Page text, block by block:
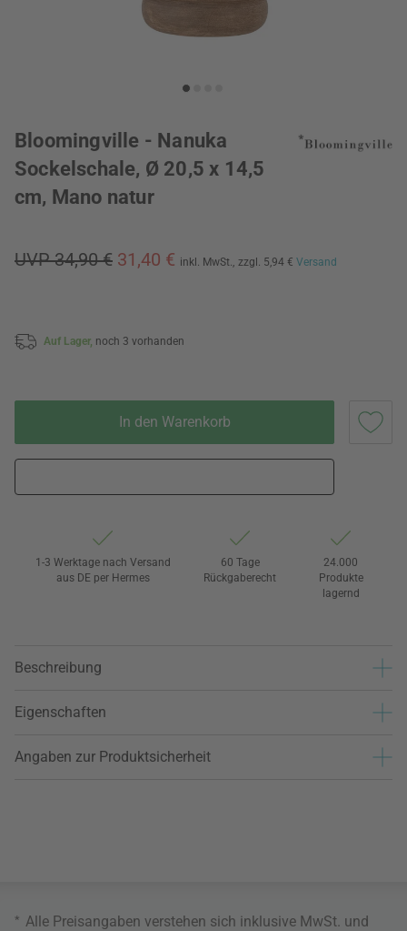
Bloomingville - Nanuka
Sockelschale, Ø 20,5 x 14,5
cm, Mano natur
UVP 34,90 € 31,40 € inkl. MwSt., zzgl. 5,94 € Versand
Auf Lager, noch 3 vorhanden
In den Warenkorb
1-3 Werktage nach Versand
aus DE per Hermes
60 Tage
Rückgaberecht
24.000
Produkte
lagernd
Beschreibung
Eigenschaften
Angaben zur Produktsicherheit
* Alle Preisangaben verstehen sich inklusive MwSt. und